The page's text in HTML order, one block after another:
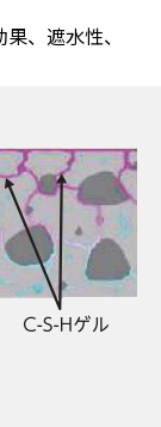
、遮水性、